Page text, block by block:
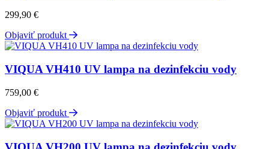
299,90 €
Objaviť produkt
VIQUA VH410 UV lampa na dezinfekciu vody
759,00 €
Objaviť produkt